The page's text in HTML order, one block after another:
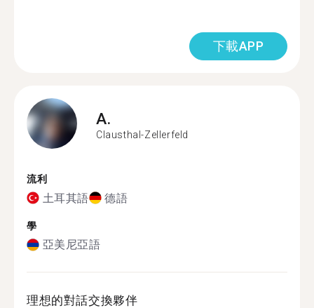
下載APP
A.
Clausthal-Zellerfeld
流利
土耳其語 德語
學
亞美尼亞語
理想的對話交換夥伴